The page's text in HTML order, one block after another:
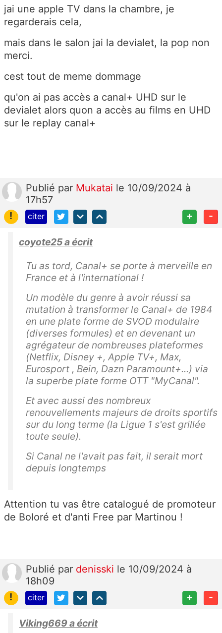
jai une apple TV dans la chambre, je
regarderais cela,
mais dans le salon jai la devialet, la pop non
merci.
cest tout de meme dommage
qu'on ai pas accès a canal+ UHD sur le
devialet alors quon a accès au films en UHD
sur le replay canal+
Publié par Mukatai le 10/09/2024 à
17h57
!
citer + -
coyote25 a écrit
Tu as tord, Canal+ se porte à merveille en
France et à l'international !
Un modèle du genre à avoir réussi sa
mutation à transformer le Canal+ de 1984
en une plate forme de SVOD modulaire
(diverses formules) et en devenant un
agrégateur de nombreuses plateformes
(Netflix, Disney +, Apple TV+, Max,
Eurosport , Bein, Dazn Paramount+...) via
la superbe plate forme OTT "MyCanal".
Et avec aussi des nombreux
renouvellements majeurs de droits sportifs
sur du long terme (la Ligue 1 s'est grillée
toute seule).
Si Canal ne l'avait pas fait, il serait mort
depuis longtemps
Attention tu vas être catalogué de promoteur
de Boloré et d'anti Free par Martinou !
Publié par denisski le 10/09/2024 à
18h09
!
citer + -
Viking669 a écrit